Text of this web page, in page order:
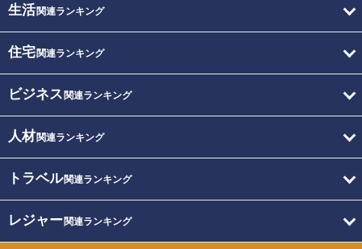
生活関連ランキング
住宅関連ランキング
ビジネス 関連ランキング
人材関連ランキング
トラベル関連ランキング
レジャー関連ランキング